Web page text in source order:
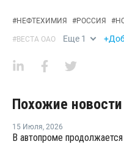
#НЕФТЕХИМИЯ #РОССИЯ #
#ВЕСТА ОАО Еще 1
Похожие новости
15 Июля, 2026